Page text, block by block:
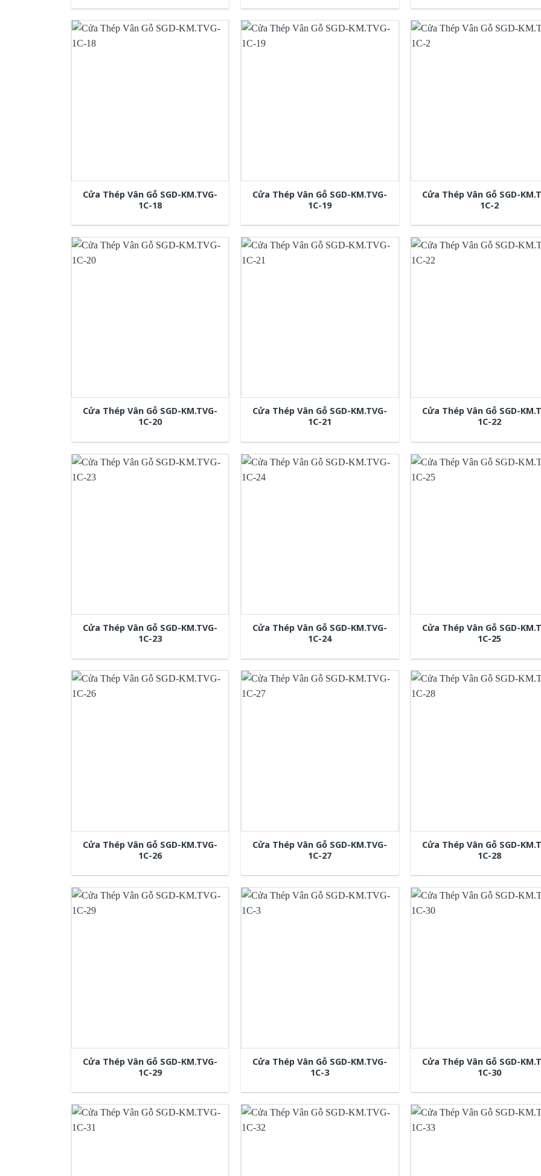
Cửa Thép Vân Gỗ SGD-KM.TVG-
1C-18
Cửa Thép Vân Gỗ SGD-KM.TVG-
1C-19
Cửa Thép Vân Gỗ SGD-
1C-2
Cửa Thép Vân Gỗ SGD-KM.TVG-
1C-20
Cửa Thép Vân Gỗ SGD-KM.TVG-
1C-21
Cửa Thép Vân Gỗ SGD-
1C-22
Cửa Thép Vân Gỗ SGD-KM.TVG-
1C-23
Cửa Thép Vân Gỗ SGD-KM.TVG-
1C-24
Cửa Thép Vân Gỗ SGD-
1C-25
Cửa Thép Vân Gỗ SGD-KM.TVG-
1C-26
Cửa Thép Vân Gỗ SGD-KM.TVG-
1C-27
Cửa Thép Vân Gỗ SGD-
1C-28
Cửa Thép Vân Gỗ SGD-KM.TVG-
1C-29
Cửa Thép Vân Gỗ SGD-KM.TVG-
1C-3
Cửa Thép Vân Gỗ SGD-
1C-30